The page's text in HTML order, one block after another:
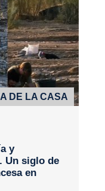
DE LA CASA
y
Un siglo de
en